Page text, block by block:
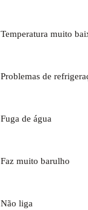
Temperatura muito
Problemas de
Fuga de água
Faz muito barulho
Não liga